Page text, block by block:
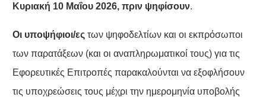
Κυριακή 10 Μαΐου 2026, πριν ψηφίσουν.
Οι υποψήφιοι/εςτων ψηφοδελτίων και οι εκπρόσωποι
των παρατάξεων (και οι αναπληρωματικοί τους) για τις
Εφορευτικές Επιτροπές παρακαλούνται να εξοφλήσουν
τις υποχρεώσεις τους μέχρι την ημερομηνία υποβολής